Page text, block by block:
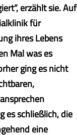
erzählt sie. Auf
für
ihres Lebens
Mal was es
ging es nicht
es schließlich, die
eine